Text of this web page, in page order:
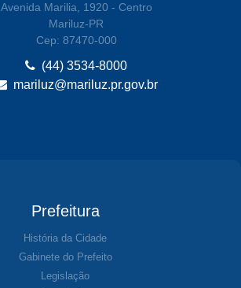
Avenida Marilia, 1920 - Centro
Mariluz-PR
Cep: 87470-000
(44) 3534-8000
mariluz@mariluz.pr.gov.br
Prefeitura
História da Cidade
Gabinete do Prefeito
Legislação